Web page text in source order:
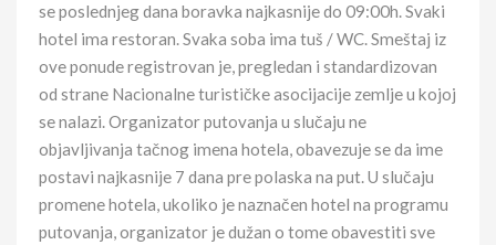
se poslednjeg dana boravka najkasnije do 09:00h. Svaki
hotel ima restoran. Svaka soba ima tuš / WC. Smeštaj iz
ove ponude registrovan je, pregledan i standardizovan
od strane Nacionalne turističke asocijacije zemlje u kojoj
se nalazi. Organizator putovanja u slučaju ne
objavljivanja tačnog imena hotela, obavezuje se da ime
postavi najkasnije 7 dana pre polaska na put. U slučaju
promene hotela, ukoliko je naznačen hotel na programu
putovanja, organizator je dužan o tome obavestiti sve